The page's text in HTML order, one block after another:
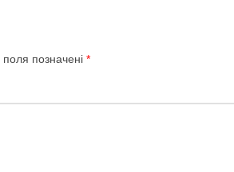
поля позначені *